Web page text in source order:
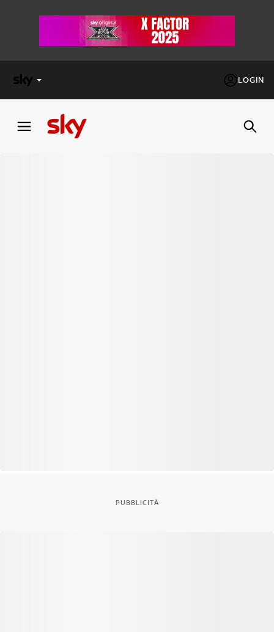
LOGIN
FACTOR
PUBBLICITÀ